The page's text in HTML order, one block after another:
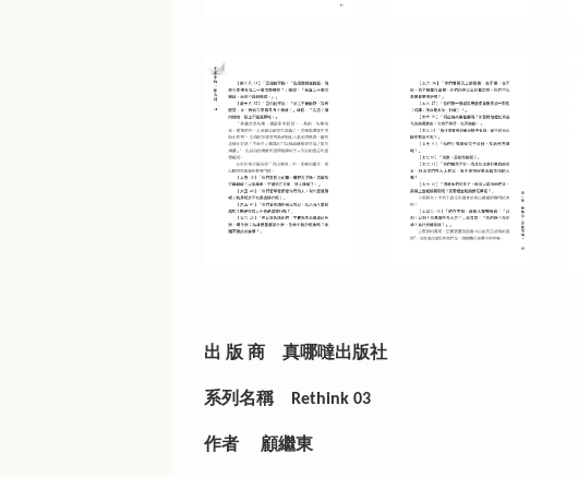
出 版 商 真哪噠出版社
系列名稱 Rethink 03
作者 顧繼東